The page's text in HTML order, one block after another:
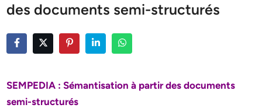
des documents semi-structurés
SEMPEDIA : Sémantisation à partir des documents
semi-structurés